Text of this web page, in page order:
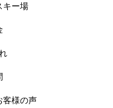
キー場
客様の声